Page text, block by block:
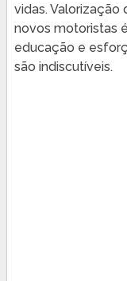
vidas.
novos motoristas
educação e
são indiscutíveis.